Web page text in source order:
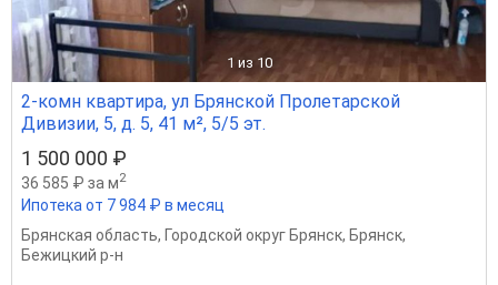
1 из 10
2-комн квартира, ул Брянской Пролетарской
Дивизии, 5, д. 5, 41 м², 5/5 эт.
1 500 000 ₽
36 585 ₽ за м2
Ипотека от 7 984 ₽ в месяц
Брянская область, Городской округ Брянск, Брянск,
Бежицкий р-н